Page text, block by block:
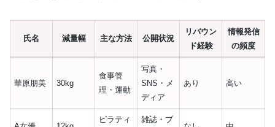
氏名 減量幅 主な方法 公開状況
リバウン
ド経験
情報発信
の頻度
華原朋美 30kg
食事管
理・運動
写真・
SNS・メ
ディア
あり 高い
ピラティ
雑誌・ブ